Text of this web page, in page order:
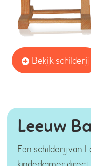
Bekijk schilderij
Leeuw
Een schilderij van